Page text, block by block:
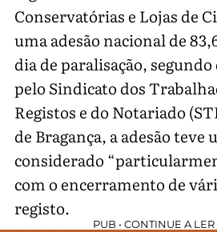
Conservatórias e Lojas de
uma adesão nacional de
dia de paralisação,
pelo Sindicato dos
Registos e do Notariado
de Bragança, a adesão teve
considerado
com o encerramento de
registo.
PUB • CONTINUE A LER